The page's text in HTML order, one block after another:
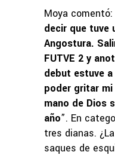
Moya comentó:
decir que tuve
Angostura.
FUTVE 2 y
debut estuve
poder gritar
mano de Dios
año”. En
tres dianas.
saques de